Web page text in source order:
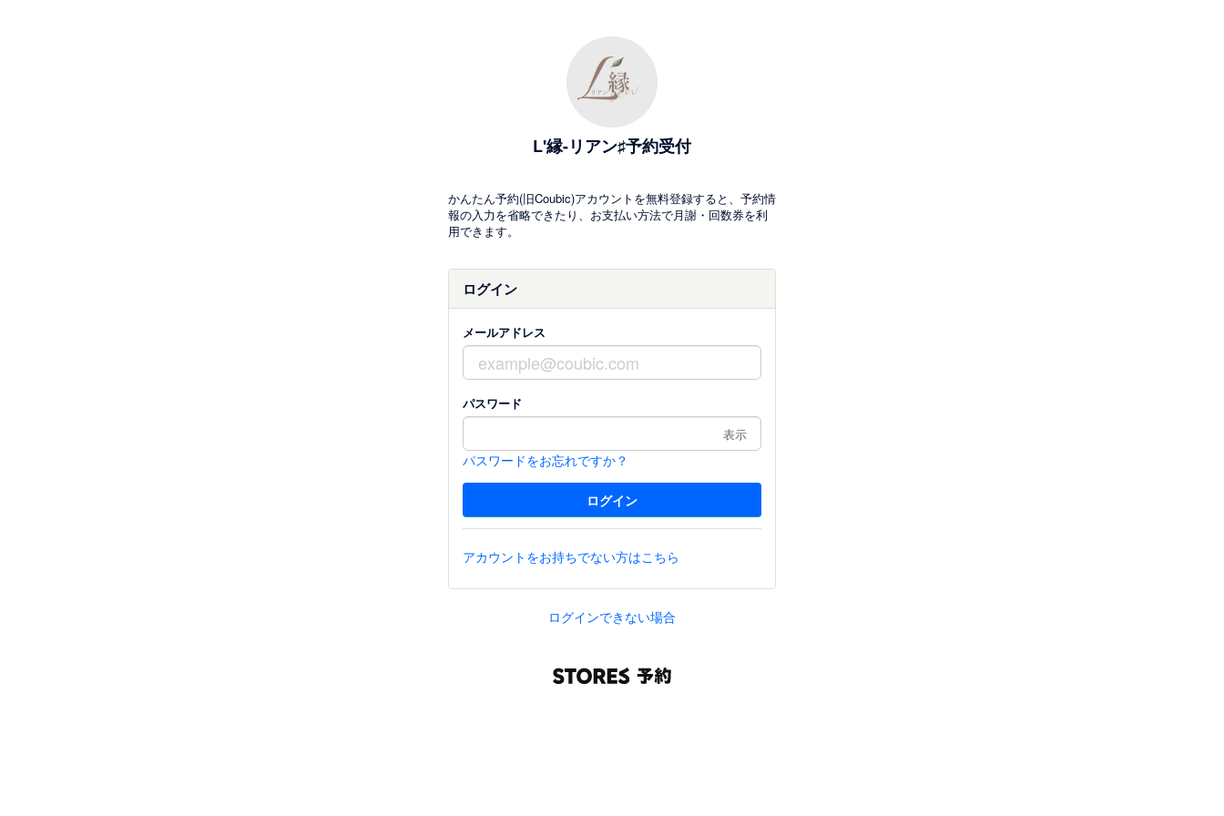
L'縁-リアン♯予約受付
かんたん予約(旧Coubic)アカウントを無料登録すると、予約情
報の入力を省略できたり、お支払い方法で月謝・回数券を利
用できます。
ログイン
メールアドレス
パスワード
表示
パスワードをお忘れですか？
アカウントをお持ちでない方はこちら
ログインできない場合